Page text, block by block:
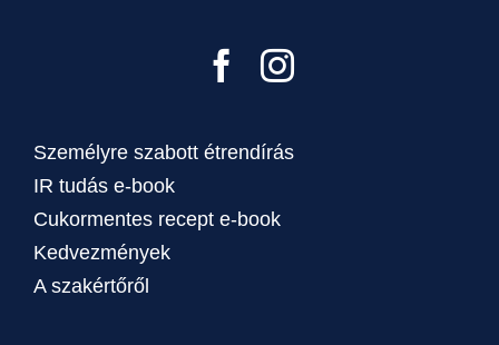
Személyre szabott étrendírás
IR tudás e-book
Cukormentes recept e-book
Kedvezmények
A szakértőről